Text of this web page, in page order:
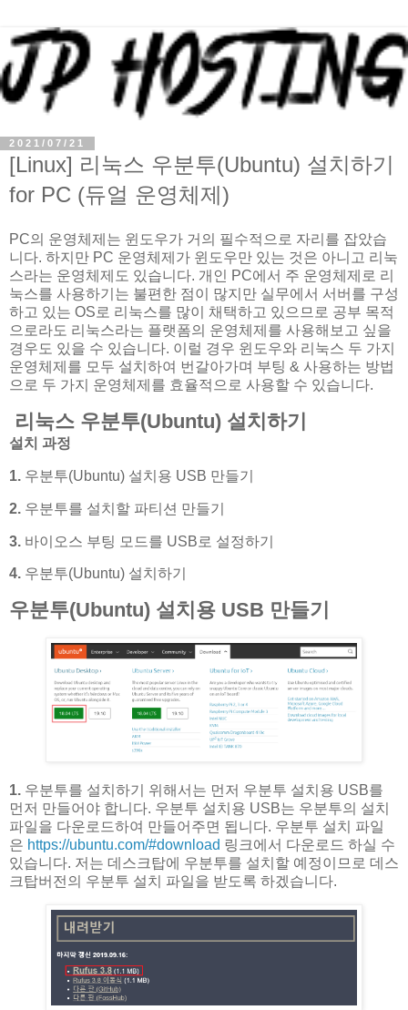
2021/07/21
[Linux] 리눅스 우분투(Ubuntu) 설치하기
for PC (듀얼 운영체제)
PC의 운영체제는 윈도우가 거의 필수적으로 자리를 잡았습
니다. 하지만 PC 운영체제가 윈도우만 있는 것은 아니고 리눅
스라는 운영체제도 있습니다. 개인 PC에서 주 운영체제로 리
눅스를 사용하기는 불편한 점이 많지만 실무에서 서버를 구성
하고 있는 OS로 리눅스를 많이 채택하고 있으므로 공부 목적
으로라도 리눅스라는 플랫폼의 운영체제를 사용해보고 싶을
경우도 있을 수 있습니다. 이럴 경우 윈도우와 리눅스 두 가지
운영체제를 모두 설치하여 번갈아가며 부팅 & 사용하는 방법
으로 두 가지 운영체제를 효율적으로 사용할 수 있습니다.
리눅스 우분투(Ubuntu) 설치하기
설치 과정
1. 우분투(Ubuntu) 설치용 USB 만들기
2. 우분투를 설치할 파티션 만들기
3. 바이오스 부팅 모드를 USB로 설정하기
4. 우분투(Ubuntu) 설치하기
우분투(Ubuntu) 설치용 USB 만들기
1. 우분투를 설치하기 위해서는 먼저 우분투 설치용 USB를
먼저 만들어야 합니다. 우분투 설치용 USB는 우분투의 설치
파일을 다운로드하여 만들어주면 됩니다. 우분투 설치 파일
은 https://ubuntu.com/#download 링크에서 다운로드 하실 수
있습니다. 저는 데스크탑에 우분투를 설치할 예정이므로 데스
크탑버전의 우분투 설치 파일을 받도록 하겠습니다.